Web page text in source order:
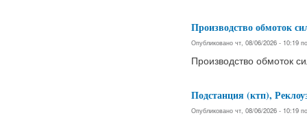
Производство обмоток
Опубликовано чт, 08/06/2026 - 10:19
Производство обмоток
Подстанция (ктп),
Опубликовано чт, 08/06/2026 - 10:19